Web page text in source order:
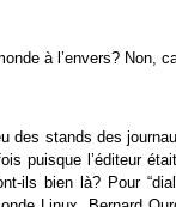
à l’envers? Non,
des stands des
puisque l’éditeur
ils bien là? Pour